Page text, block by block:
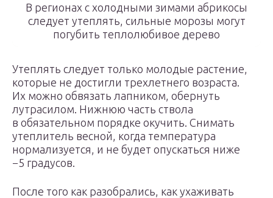
В регионах с холодными зимами абрикосы
следует утеплять, сильные морозы могут
погубить теплолюбивое дерево
Утеплять следует только молодые растение,
которые не достигли трехлетнего возраста.
Их можно обвязать лапником, обернуть
лутрасилом. Нижнюю часть ствола
в обязательном порядке окучить. Снимать
утеплитель весной, когда температура
нормализуется, и не будет опускаться ниже
−5 градусов.
После того как разобрались, как ухаживать